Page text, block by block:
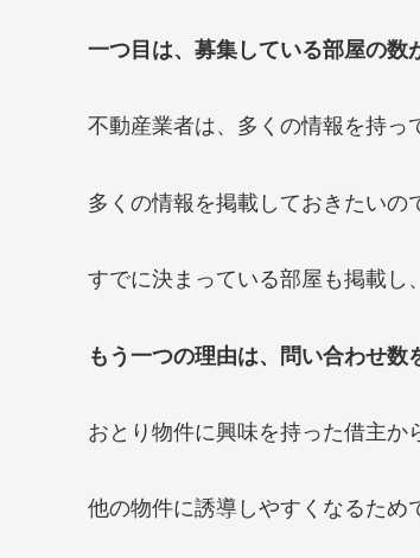
一つ目は、募集している部屋の数
不動産業者は、多くの情報を持っ
多くの情報を掲載しておきたいの
すでに決まっている部屋も掲載し
もう一つの理由は、問い合わせ数
おとり物件に興味を持った借主か
他の物件に誘導しやすくなるため